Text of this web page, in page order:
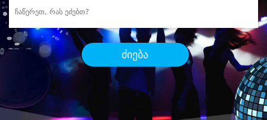
ძიება
შეიძინე
სასურველი მომსახურება
დიდი დანაზოგით